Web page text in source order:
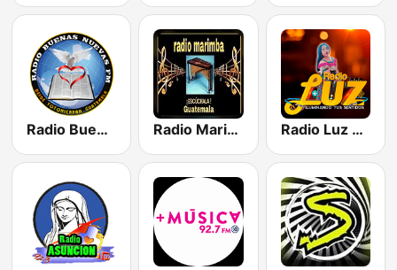
Radio Buenas Nuevas Radio Marimba HD Radio Luz 502